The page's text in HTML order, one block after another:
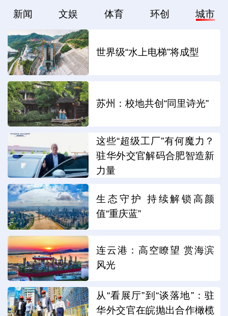
新闻 文娱 体育 环创 城市
世界级“水上电梯”将成型
苏州：校地共创“同里诗光”
这些“超级工厂”有何魔力？
驻华外交官解码合肥智造新
力量
生态守护 持续解锁高颜
值“重庆蓝”
连云港：高空瞭望 赏海滨
风光
从“看展厅”到“谈落地”：驻
华外交官在皖抛出合作橄榄